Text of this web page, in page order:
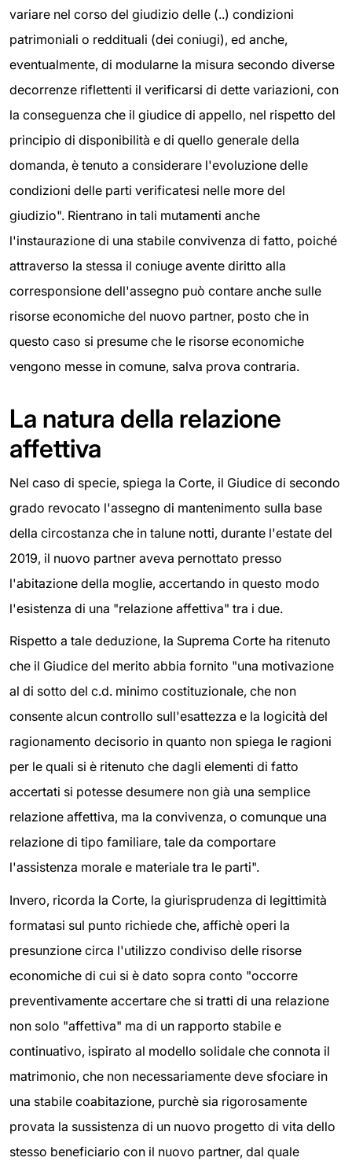
variare nel corso del giudizio delle (..) condizioni
patrimoniali o reddituali (dei coniugi), ed anche,
eventualmente, di modularne la misura secondo diverse
decorrenze riflettenti il verificarsi di dette variazioni, con
la conseguenza che il giudice di appello, nel rispetto del
principio di disponibilità e di quello generale della
domanda, è tenuto a considerare l'evoluzione delle
condizioni delle parti verificatesi nelle more del
giudizio". Rientrano in tali mutamenti anche
l'instaurazione di una stabile convivenza di fatto, poiché
attraverso la stessa il coniuge avente diritto alla
corresponsione dell'assegno può contare anche sulle
risorse economiche del nuovo partner, posto che in
questo caso si presume che le risorse economiche
vengono messe in comune, salva prova contraria.
La natura della relazione
affettiva
Nel caso di specie, spiega la Corte, il Giudice di secondo
grado revocato l'assegno di mantenimento sulla base
della circostanza che in talune notti, durante l'estate del
2019, il nuovo partner aveva pernottato presso
l'abitazione della moglie, accertando in questo modo
l'esistenza di una "relazione affettiva" tra i due.
Rispetto a tale deduzione, la Suprema Corte ha ritenuto
che il Giudice del merito abbia fornito "una motivazione
al di sotto del c.d. minimo costituzionale, che non
consente alcun controllo sull'esattezza e la logicità del
ragionamento decisorio in quanto non spiega le ragioni
per le quali si è ritenuto che dagli elementi di fatto
accertati si potesse desumere non già una semplice
relazione affettiva, ma la convivenza, o comunque una
relazione di tipo familiare, tale da comportare
l'assistenza morale e materiale tra le parti".
Invero, ricorda la Corte, la giurisprudenza di legittimità
formatasi sul punto richiede che, affichè operi la
presunzione circa l'utilizzo condiviso delle risorse
economiche di cui si è dato sopra conto "occorre
preventivamente accertare che si tratti di una relazione
non solo "affettiva" ma di un rapporto stabile e
continuativo, ispirato al modello solidale che connota il
matrimonio, che non necessariamente deve sfociare in
una stabile coabitazione, purchè sia rigorosamente
provata la sussistenza di un nuovo progetto di vita dello
stesso beneficiario con il nuovo partner, dal quale